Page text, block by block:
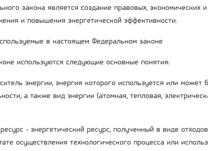
закона является создание правовых, экономических
и повышения энергетической эффективности.
в настоящем Федеральном законе
используются следующие основные понятия:
энергии, энергия которого используется или
а также вид энергии (атомная, тепловая,
- энергетический ресурс, полученный в виде
осуществления технологического процесса или